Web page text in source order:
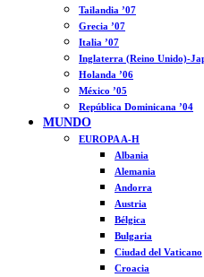
Tailandia ’07
Grecia ’07
Italia ’07
Inglaterra (Reino Unido)-
Holanda ’06
México ’05
República Dominicana ’04
MUNDO
EUROPA A-H
Albania
Alemania
Andorra
Austria
Bélgica
Bulgaria
Ciudad del Vaticano
Croacia